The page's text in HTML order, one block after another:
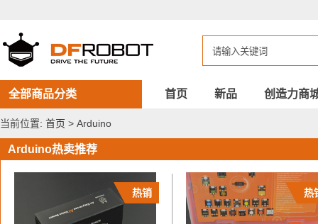
全部商品分类 首页 新品 创造力商
当前位置: 首页 > Arduino
Arduino热卖推荐
热销 热